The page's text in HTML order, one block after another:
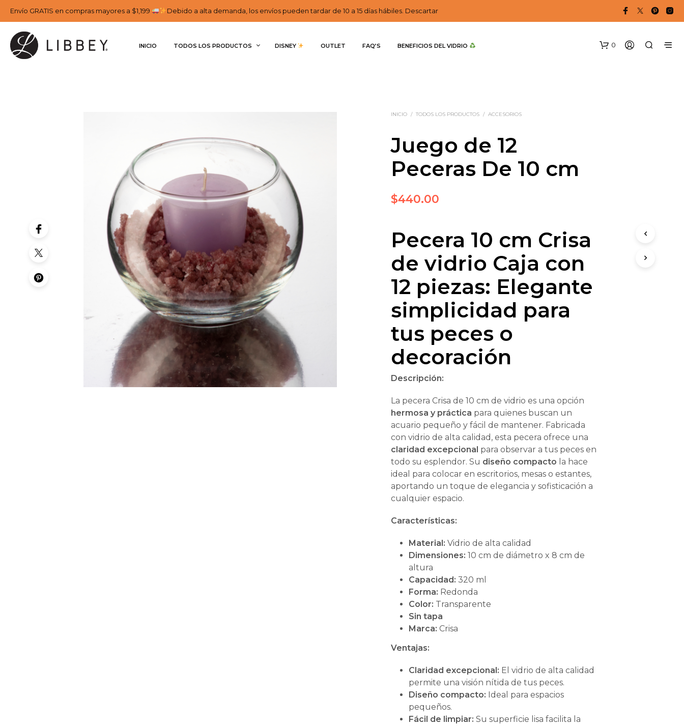
Envío GRATIS en compras mayores a $1,199 Debido a alta demanda, los envíos pueden tardar de 10 a 15 días hábiles. Descartar
INICIO TODOS LOS PRODUCTOS DISNEY OUTLET FAQ’S BENEFICIOS DEL VIDRIO 0
INICIO / TODOS LOS PRODUCTOS / ACCESORIOS
Juego de 12
Peceras De 10 cm
$440.00
Pecera 10 cm Crisa
de vidrio Caja con
12 piezas: Elegante
simplicidad para
tus peces o
decoración
Descripción:
La pecera Crisa de 10 cm de vidrio es una opción
hermosa y práctica para quienes buscan un
acuario pequeño y fácil de mantener. Fabricada
con vidrio de alta calidad, esta pecera ofrece una
claridad excepcional para observar a tus peces en
todo su esplendor. Su diseño compacto la hace
ideal para colocar en escritorios, mesas o estantes,
aportando un toque de elegancia y sofisticación a
cualquier espacio.
Características:
Material: Vidrio de alta calidad
Dimensiones: 10 cm de diámetro x 8 cm de
altura
Capacidad: 320 ml
Forma: Redonda
Color: Transparente
Sin tapa
Marca: Crisa
Ventajas:
Claridad excepcional: El vidrio de alta calidad
permite una visión nítida de tus peces.
Diseño compacto: Ideal para espacios
pequeños.
Fácil de limpiar: Su superficie lisa facilita la